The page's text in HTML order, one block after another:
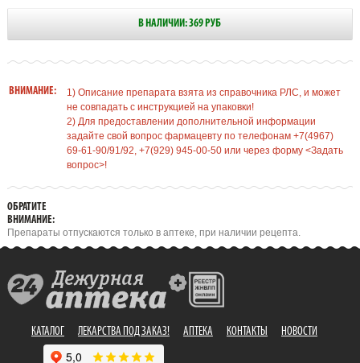
В НАЛИЧИИ: 369 РУБ
ВНИМАНИЕ:
1) Описание препарата взята из справочника РЛС, и может
не совпадать с инструкцией на упаковки!
2) Для предоставлении дополнительной информации
задайте свой вопрос фармацевту по телефонам +7(4967)
69-61-90/91/92, +7(929) 945-00-50 или через форму <Задать
вопрос>!
ОБРАТИТЕ
ВНИМАНИЕ:
Препараты отпускаются только в аптеке, при наличии рецепта.
КАТАЛОГ ЛЕКАРСТВА ПОД ЗАКАЗ! АПТЕКА КОНТАКТЫ НОВОСТИ